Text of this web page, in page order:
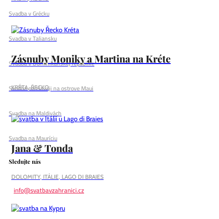
Zásnuby Moniky a Martina na Kréte
KRÉTA, ŘECKO
Jana & Tonda
DOLOMITY, ITÁLIE, LAGO DI BRAIES
Svadba v Grécku
Svadba v Taliansku
Svadba v Dominikánskej republike
Svadba na Havaji na ostrove Maui
Svadba na Maldivách
Svadba na Mauríciu
Sledujte nás
info@svatbavzahranici.cz